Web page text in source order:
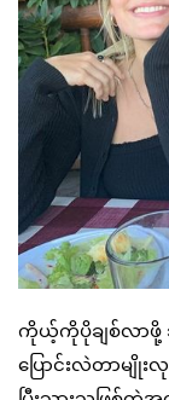
ကိုယ့်ကိုပိုချစ်လာဖို့
ပြောင်းလဲတာမ